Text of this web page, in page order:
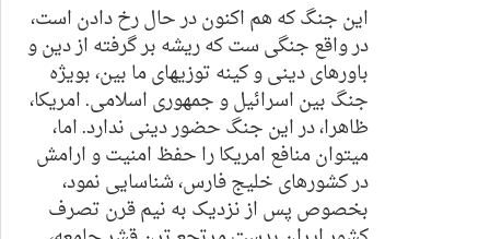
این جنگ که هم اکنون در حال رخ دادن است،
در واقع جنگی ست که ریشه بر گرفته از دین و
باورهای دینی و کینه توزیهای ما بین، بویژه
جنگ بین اسرائیل و جمهوری اسلامی. امریکا،
ظاهرا، در این جنگ حضور دینی ندارد. اما،
میتوان منافع امریکا را حفظ امنیت و ارامش
در کشورهای خلیج فارس، شناسایی نمود،
بخصوص پس از نزدیک به نیم قرن تصرف